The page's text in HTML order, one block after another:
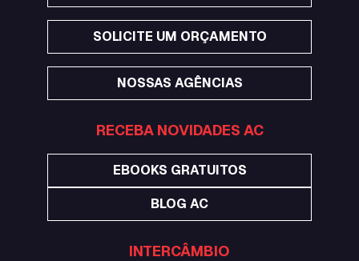
SOLICITE UM ORÇAMENTO
NOSSAS AGÊNCIAS
RECEBA NOVIDADES AC
EBOOKS GRATUITOS
BLOG AC
INTERCÂMBIO